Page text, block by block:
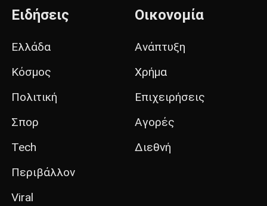
Ειδήσεις
Ελλάδα
Κόσμος
Πολιτική
Σπορ
Tech
Περιβάλλον
Viral
Οικονομία
Ανάπτυξη
Χρήμα
Επιχειρήσεις
Αγορές
Διεθνή